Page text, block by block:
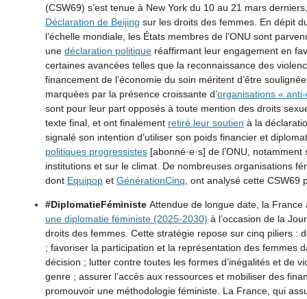
(CSW69) s’est tenue à New York du 10 au 21 mars
Déclaration de Beijing sur les droits des femmes. En dépit
l’échelle mondiale, les États membres de l’ONU sont
une déclaration politique réaffirmant leur engagement en
certaines avancées telles que la reconnaissance des
financement de l’économie du soin méritent d’être
marquées par la présence croissante d’organisations «
sont pour leur part opposés à toute mention des droits
texte final, et ont finalement retiré leur soutien à la
signalé son intention d’utiliser son poids financier et
politiques progressistes [abonné·e·s] de l’ONU,
institutions et sur le climat. De nombreuses organisations
dont Equipop et GénérationCinq, ont analysé cette CSW69
#DiplomatieFéministe Attendue de longue date, la
une diplomatie féministe (2025-2030) à l’occasion de la
droits des femmes. Cette stratégie repose sur cinq piliers :
; favoriser la participation et la représentation des femmes
décision ; lutter contre toutes les formes d’inégalités et de
genre ; assurer l’accès aux ressources et mobiliser des
promouvoir une méthodologie féministe. La France, qui